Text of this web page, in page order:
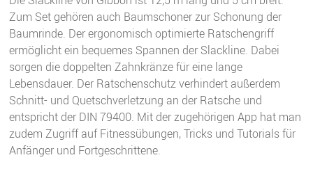
Zum Set gehören auch Baumschoner zur Schonung der
Baumrinde. Der ergonomisch optimierte Ratschengriff
ermöglicht ein bequemes Spannen der Slackline. Dabei
sorgen die doppelten Zahnkränze für eine lange
Lebensdauer. Der Ratschenschutz verhindert außerdem
Schnitt- und Quetschverletzung an der Ratsche und
entspricht der DIN 79400. Mit der zugehörigen App hat man
zudem Zugriff auf Fitnessübungen, Tricks und Tutorials für
Anfänger und Fortgeschrittene.